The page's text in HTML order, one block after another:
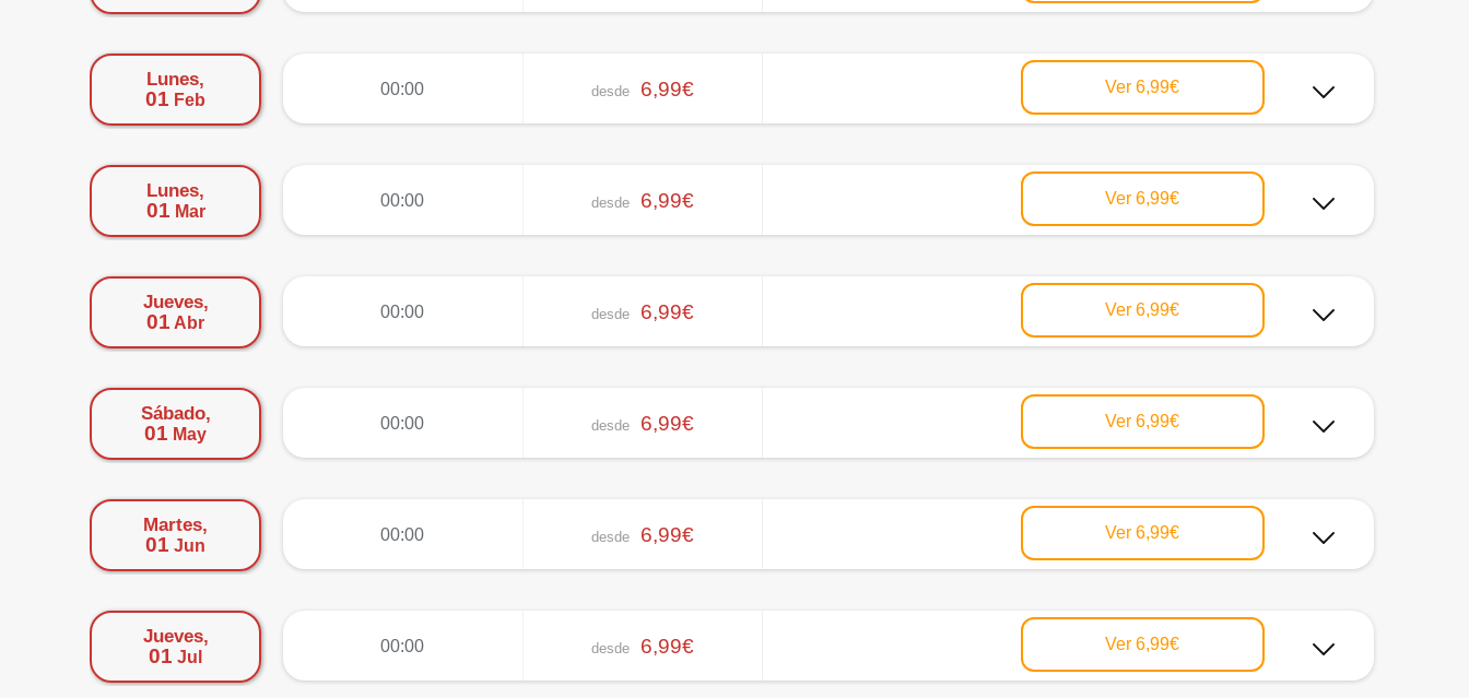
Lunes,
01 Feb
00:00 desde 6,99€ Ver6,99€
Lunes,
01 Mar
00:00 desde 6,99€ Ver6,99€
Jueves,
01 Abr
00:00 desde 6,99€ Ver6,99€
Sábado,
01 May
00:00 desde 6,99€ Ver6,99€
Martes,
01 Jun
00:00 desde 6,99€ Ver6,99€
Jueves,
01 Jul
00:00 desde 6,99€ Ver6,99€